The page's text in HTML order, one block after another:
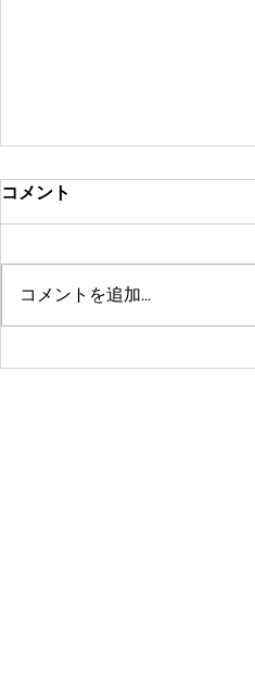
コメント
コメントを追加…